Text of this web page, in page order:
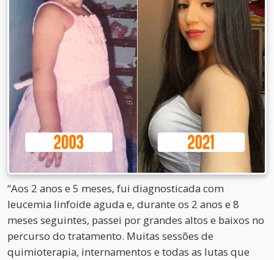
“Aos 2 anos e 5 meses, fui diagnosticada com
leucemia linfoide aguda e, durante os 2 anos e 8
meses seguintes, passei por grandes altos e baixos no
percurso do tratamento. Muitas sessões de
quimioterapia, internamentos e todas as lutas que